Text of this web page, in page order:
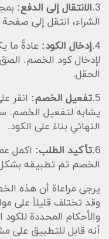
3. الانتقال إلى الدفع:
الشراء، انتقل إلى
4. إدخال الكود: عادةً
لإدخال كود الخصم.
الحقل.
5. تفعيل الخصم: انقر
يشابه لتفعيل
النهائي بناءً على الكود.
6. تأكيد الطلب: اكمل
الخصم تم تطبيقه
يرجى مراعاة أن هذه
وقد تختلف قليلاً على
والأحكام المحددة
أنه قابل للتطبيق على